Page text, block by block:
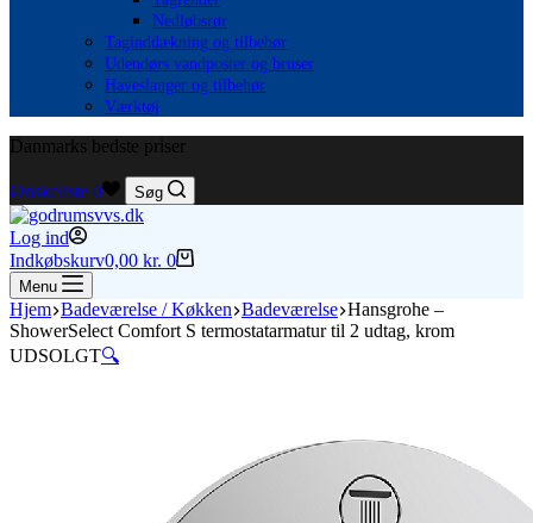
Nedløbsrør
Taginddækning og tilbehør
Udendørs vandposter og bruser
Haveslanger og tilbehør
Værktøj
Danmarks bedste priser
Ønskeliste 0 Søg
Log ind
Indkøbskurv0,00 kr. 0
Menu
Hjem Badeværelse / Køkken Badeværelse Hansgrohe –
ShowerSelect Comfort S termostatarmatur til 2 udtag, krom
UDSOLGT🔍